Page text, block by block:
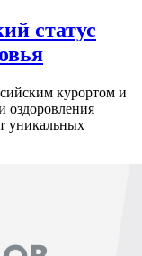
статус
курортом и
оздоровления
уникальных